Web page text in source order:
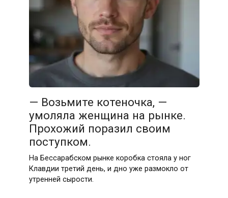
— Возьмите котеночка, —
умоляла женщина на рынке.
Прохожий поразил своим
поступком.
На Бессарабском рынке коробка стояла у ног
Клавдии третий день, и дно уже размокло от
утренней сырости.